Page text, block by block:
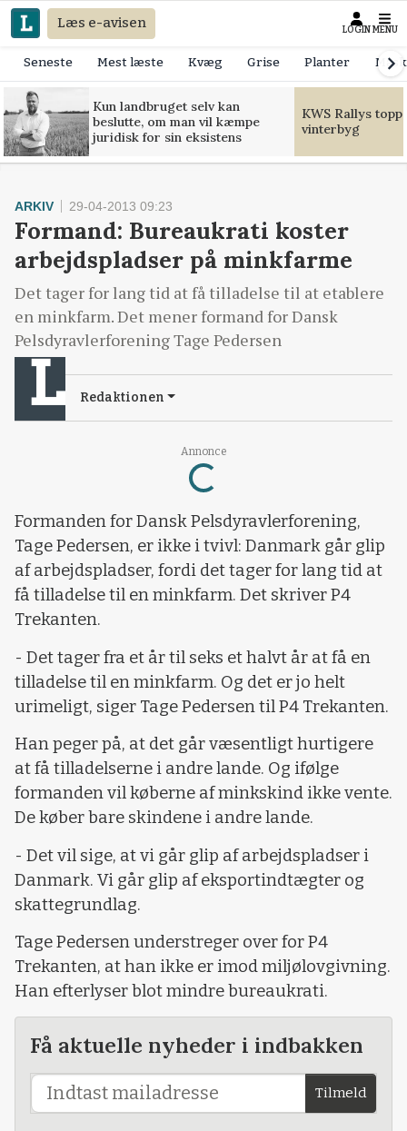
Læs e-avisen LOGIN MENU
Seneste Mest læste Kvæg Grise Planter
Kun landbruget selv kan
beslutte, om man vil kæmpe
juridisk for sin eksistens
KWS Rallys
vinterbyg
Annonce
Loading...
ARKIV 29-04-2013 09:23
Formand: Bureaukrati koster
arbejdspladser på minkfarme
Det tager for lang tid at få tilladelse til at etablere
en minkfarm. Det mener formand for Dansk
Pelsdyravlerforening Tage Pedersen
Redaktionen
Formanden for Dansk Pelsdyravlerforening,
Tage Pedersen, er ikke i tvivl: Danmark går glip
af arbejdspladser, fordi det tager for lang tid at
få tilladelse til en minkfarm. Det skriver P4
Trekanten.
- Det tager fra et år til seks et halvt år at få en
tilladelse til en minkfarm. Og det er jo helt
urimeligt, siger Tage Pedersen til P4 Trekanten.
Han peger på, at det går væsentligt hurtigere
at få tilladelserne i andre lande. Og ifølge
formanden vil køberne af minkskind ikke vente.
De køber bare skindene i andre lande.
- Det vil sige, at vi går glip af arbejdspladser i
Danmark. Vi går glip af eksportindtægter og
skattegrundlag.
Tage Pedersen understreger over for P4
Trekanten, at han ikke er imod miljølovgivning.
Han efterlyser blot mindre bureaukrati.
Få aktuelle nyheder i indbakken
Tilmeld